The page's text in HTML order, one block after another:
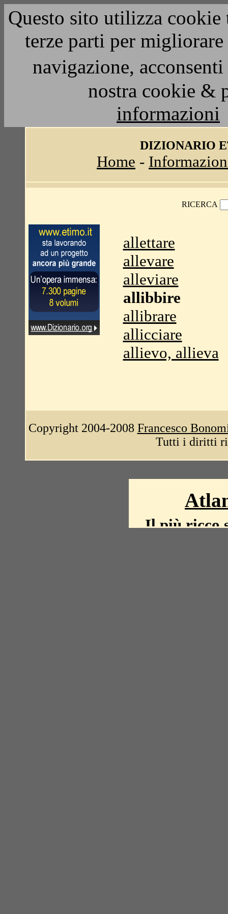
Questo sito utilizza
terze parti per
navigazione,
nostra cookie &
informazioni
DIZIONARIO
Home -
RICERCA
allettare
allevare
alleviare
allibbire
allibrare
allicciare
allievo, allieva
Copyright 2004-2008 Francesco
Tutti i diritti
Il più ricco